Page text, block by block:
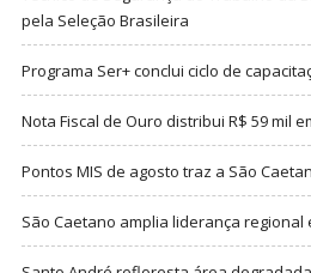
pela Seleção Brasileira
Programa Ser+ conclui ciclo de
Nota Fiscal de Ouro distribui R$ 59 mil
Pontos MIS de agosto traz a São
São Caetano amplia liderança regional